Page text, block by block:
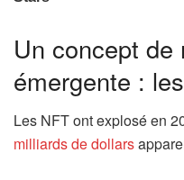
Un concept de
émergente :
Les NFT ont explosé en
milliards de dollars